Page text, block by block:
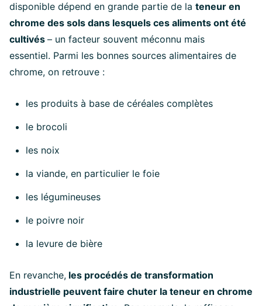
disponible dépend en grande partie de la teneur en
chrome des sols dans lesquels ces aliments ont été
cultivés – un facteur souvent méconnu mais
essentiel. Parmi les bonnes sources alimentaires de
chrome, on retrouve :
les produits à base de céréales complètes
le brocoli
les noix
la viande, en particulier le foie
les légumineuses
le poivre noir
la levure de bière
En revanche, les procédés de transformation
industrielle peuvent faire chuter la teneur en chrome